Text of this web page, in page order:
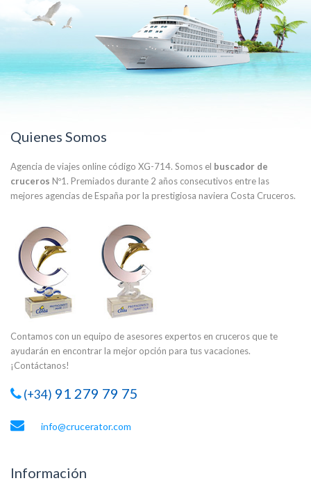
Quienes Somos
Agencia de viajes online código XG-714. Somos el buscador de
cruceros Nº1. Premiados durante 2 años consecutivos entre las
mejores agencias de España por la prestigiosa naviera Costa Cruceros.
Contamos con un equipo de asesores expertos en cruceros que te
ayudarán en encontrar la mejor opción para tus vacaciones.
¡Contáctanos!
(+34) 91 279 79 75
info@crucerator.com
Información